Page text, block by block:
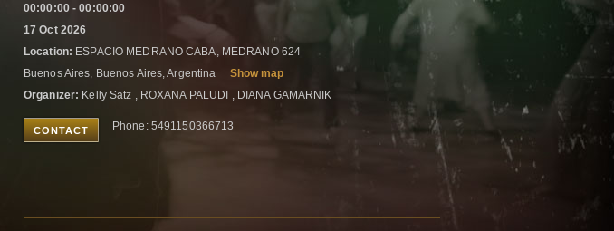
00:00:00 - 00:00:00
17 Oct 2026
Location: ESPACIO MEDRANO CABA, MEDRANO 624
Buenos Aires, Buenos Aires, Argentina
Show map
Organizer: Kelly Satz , ROXANA PALUDI , DIANA GAMARNIK
CONTACT Phone: 5491150366713